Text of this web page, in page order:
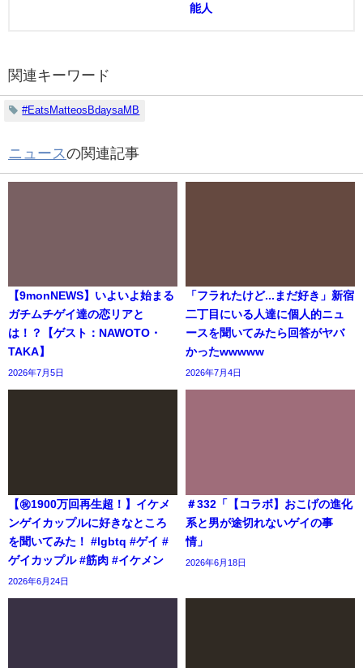
能人
関連キーワード
#EatsMatteosBdaysaMB
ニュースの関連記事
【9monNEWS】いよいよ始まる
ガチムチゲイ達の恋リアと
は！？【ゲスト：NAWOTO・
TAKA】
2026年7月5日
「フラれたけど...まだ好き」新宿
二丁目にいる人達に個人的ニュ
ースを聞いてみたら回答がヤバ
かったwwwww
2026年7月4日
【㊗️1900万回再生超！】イケメ
ンゲイカップルに好きなところ
を聞いてみた！ #lgbtq #ゲイ #
ゲイカップル #筋肉 #イケメン
2026年6月24日
＃332「【コラボ】おこげの進化
系と男が途切れないゲイの事
情」
2026年6月18日